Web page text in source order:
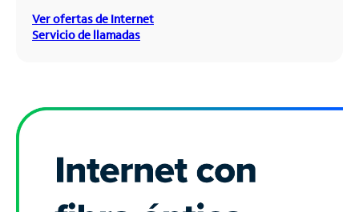
Ver ofertas de Internet
Servicio de llamadas